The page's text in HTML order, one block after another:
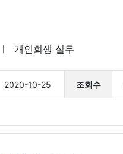
ㅣ 개인회생 실무
2020-10-25 조회수